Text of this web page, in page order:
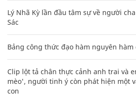
Lý Nhã Kỳ lần đầu tâm sự về người
Sác
Bảng công thức đạo hàm nguyên
Clip lột tả chân thực cảnh anh trai và
mèo', người tinh ý còn phát hiện một
con